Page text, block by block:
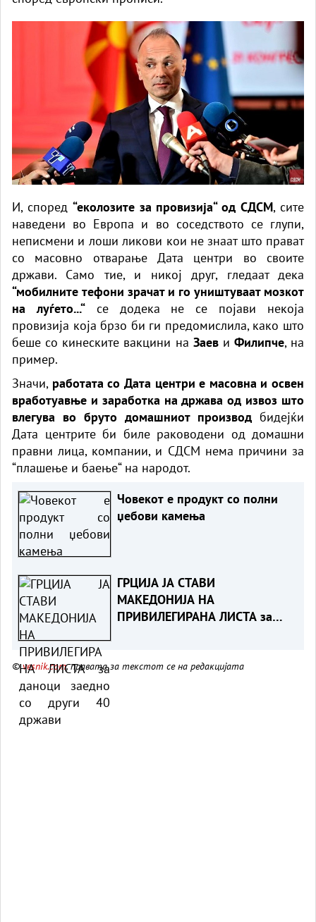
И, според “еколозите за провизија“ од СДСМ, сите
наведени во Европа и во соседството се глупи,
неписмени и лоши ликови кои не знаат што прават
со масовно отварање Дата центри во своите
држави. Само тие, и никој друг, гледаат дека
“мобилните тефони зрачат и го уништуваат мозкот
на луѓето...“се додека не се појави некоја
провизија која брзо би ги предомислила, како што
беше со кинеските вакцини на Заеви Филипче, на
пример.
Значи, работата со Дата центри е масовна и освен
вработуавње и заработка на држава од извоз што
влегува во бруто домашниот производ бидејќи
Дата центрите би биле раководени од домашни
правни лица, компании, и СДСМ нема причини за
“плашење и баење“ на народот.
Човекот е продукт со полни
џебови камења
ГРЦИЈА ЈА СТАВИ
МАКЕДОНИЈА НА
ПРИВИЛЕГИРАНА ЛИСТА за
©vesnik.com, правата за текстот се на редакцијата